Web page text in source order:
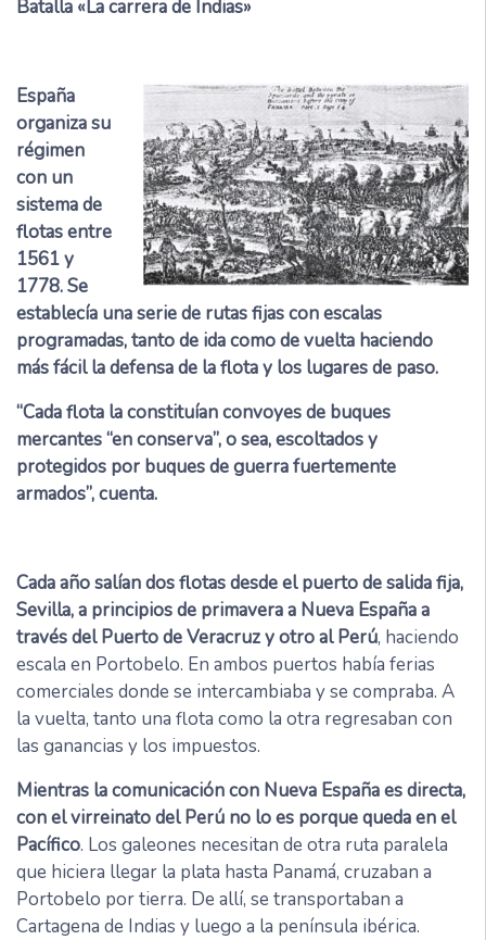
Batalla «La carrera de Indias»
España
organiza su
régimen
con un
sistema de
flotas entre
1561 y
1778. Se
establecía una serie de rutas fijas con escalas
programadas, tanto de ida como de vuelta haciendo
más fácil la defensa de la flota y los lugares de paso.
“Cada flota la constituían convoyes de buques
mercantes “en conserva”, o sea, escoltados y
protegidos por buques de guerra fuertemente
armados”, cuenta.
Cada año salían dos flotas desde el puerto de salida fija,
Sevilla, a principios de primavera a Nueva España a
través del Puerto de Veracruz y otro al Perú, haciendo
escala en Portobelo. En ambos puertos había ferias
comerciales donde se intercambiaba y se compraba. A
la vuelta, tanto una flota como la otra regresaban con
las ganancias y los impuestos.
Mientras la comunicación con Nueva España es directa,
con el virreinato del Perú no lo es porque queda en el
Pacífico. Los galeones necesitan de otra ruta paralela
que hiciera llegar la plata hasta Panamá, cruzaban a
Portobelo por tierra. De allí, se transportaban a
Cartagena de Indias y luego a la península ibérica.